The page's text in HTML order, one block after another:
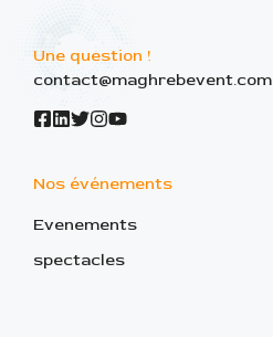
Une question !
contact@maghrebevent.com
Nos événements
Evenements
spectacles